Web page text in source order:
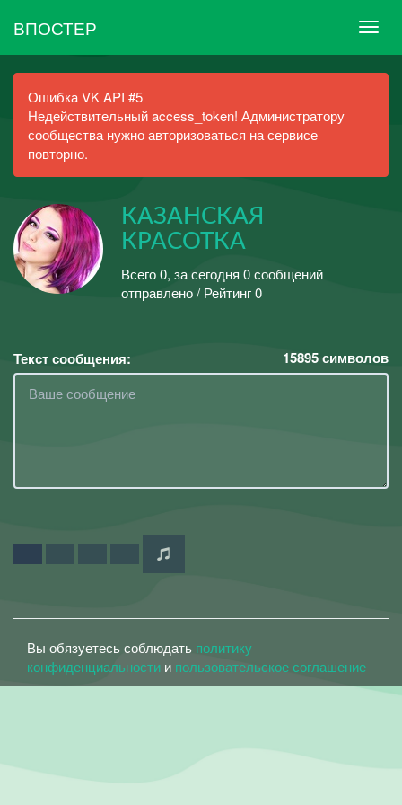
ВПОСТЕР
Ошибка VK API #5
Недействительный access_token! Администратору
сообщества нужно авторизоваться на сервисе
повторно.
КАЗАНСКАЯ
КРАСОТКА
Всего 0, за сегодня 0 сообщений
отправлено / Рейтинг 0
Текст сообщения: 15895символов
Вы обязуетесь соблюдать политику
конфиденциальности и пользовательское соглашение